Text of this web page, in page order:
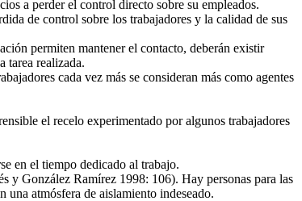
a perder el control directo sobre su empleados.
de control sobre los trabajadores y la calidad de sus
permiten mantener el contacto, deberán existir
tarea realizada.
cada vez más se consideran más como agentes
el recelo experimentado por algunos trabajadores
en el tiempo dedicado al trabajo.
y González Ramírez 1998: 106). Hay personas para las
atmósfera de aislamiento indeseado.